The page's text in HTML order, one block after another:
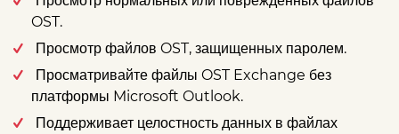
OST.
Просмотр файлов OST, защищенных паролем.
Просматривайте файлы OST Exchange без
платформы Microsoft Outlook.
Поддерживает целостность данных в файлах